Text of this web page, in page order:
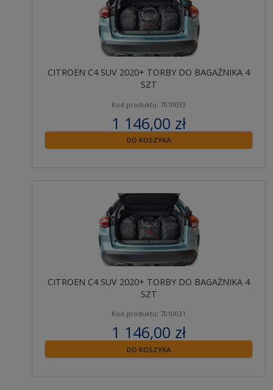
CITROEN C4 SUV 2020+ TORBY DO BAGAŻNIKA 4
SZT
Kod produktu: 7010033
1 146,00 zł
zawiera 23% VAT
DO KOSZYKA
CITROEN C4 SUV 2020+ TORBY DO BAGAŻNIKA 4
SZT
Kod produktu: 7010031
1 146,00 zł
zawiera 23% VAT
DO KOSZYKA